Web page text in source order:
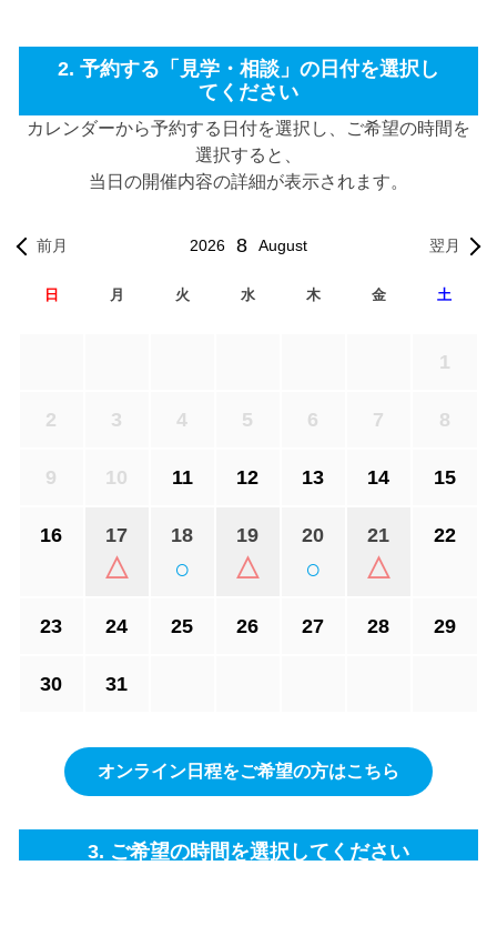
2. 予約する「見学・相談」の日付を選択し
てください
カレンダーから予約する日付を選択し、ご希望の時間を
選択すると、
当日の開催内容の詳細が表示されます。
前月 2026 8 August 翌月
日 月 火 水 木 金 土
1
2 3 4 5 6 7 8
9 10 11 12 13 14 15
16 17
△
18
○
19
△
20
○
21
△
22
23 24 25 26 27 28 29
30 31
オンライン日程をご希望の方はこちら
3. ご希望の時間を選択してください